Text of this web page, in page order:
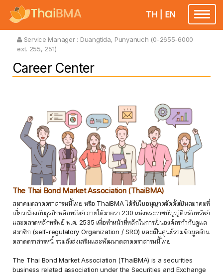
Toggle
TH EN
Service Manager : Duangtida, Punyanuch (0-2655-6000
ext. 255, 251)
Career Center
The Thai Bond Market Association (ThaiBMA)
สมาคมตลาดตราสารหนี้ไทย หรือ ThaiBMA ได้รับใบอนุญาตจัดตั้งเป็นสมาคมที่
เกี่ยวเนื่องกับธุรกิจหลักทรัพย์ ภายใต้มาตรา 230 แห่งพระราชบัญญัติหลักทรัพย์
และตลาดหลักทรัพย์ พ.ศ. 2535 เพื่อทำหน้าที่หลักในการเป็นองค์กรกำกับดูแล
สมาชิก (self-regulatory Organization / SRO) และเป็นศูนย์รวมข้อมูลด้าน
ตลาดตราสารหนี้ รวมถึงส่งเสริมและพัฒนาตลาดตราสารหนี้ไทย
The Thai Bond Market Association (ThaiBMA) is a securities
business related association under the Securities and Exchange